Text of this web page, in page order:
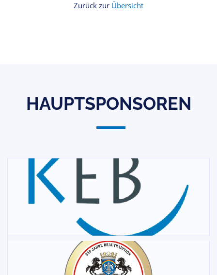
Zurück zur Übersicht
HAUPTSPONSOREN